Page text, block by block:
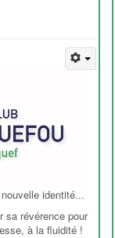
identité...
sa révérence pour
à la fluidité !